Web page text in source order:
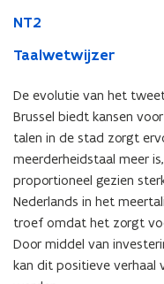
NT2
Taalwetwijzer
De evolutie van het
Brussel biedt kansen
talen in de stad zorgt
meerderheidstaal meer
proportioneel gezien
Nederlands in het
troef omdat het zorgt
Door middel van
kan dit positieve verhaal